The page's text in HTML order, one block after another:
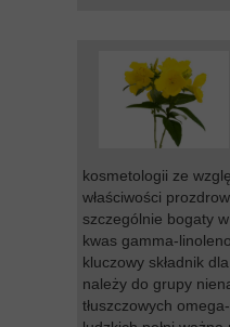
kosmetologii ze
właściwości
szczególnie bogaty
kwas gamma-
kluczowy składnik
należy do grupy
tłuszczowych